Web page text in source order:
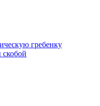
гребенку
скобой